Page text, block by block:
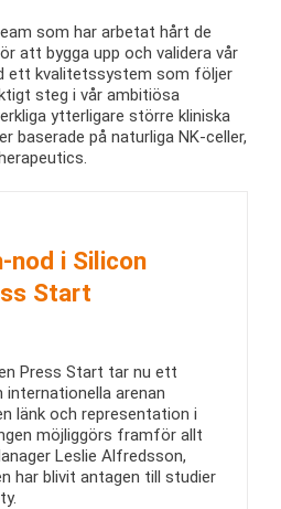
som har arbetat hårt de
att bygga upp och validera vår
ett kvalitetssystem som följer
steg i vår ambitiösa
ytterligare större kliniska
baserade på naturliga NK-celler,
nod i Silicon
Start
Press Start tar nu ett
arenan
länk och representation i
möjliggörs framför allt
Leslie Alfredsson,
har blivit antagen till studier